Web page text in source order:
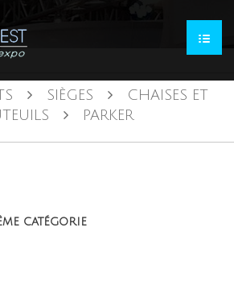
SIÈGES
CHAISES ET
PARKER
catégorie